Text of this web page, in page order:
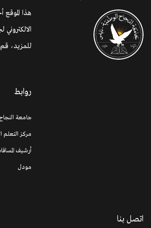
هذا
للمزيد، قم
روابط
جامعة
مركز التعلم
أرشيف
مودل
اتصل بنا